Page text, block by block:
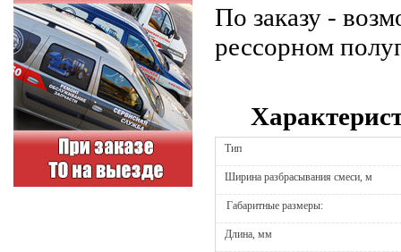
По заказу -
рессорном
Тип
Ширина разбрасывания смеси, м
Габаритные размеры:
Длина, мм